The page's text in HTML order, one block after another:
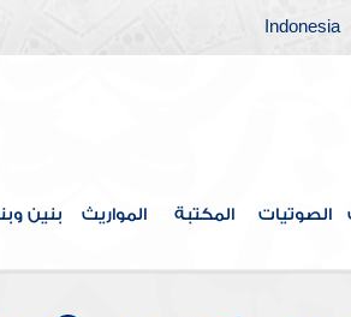
Indonesia
الصوتيات المكتبة المواريث بنين